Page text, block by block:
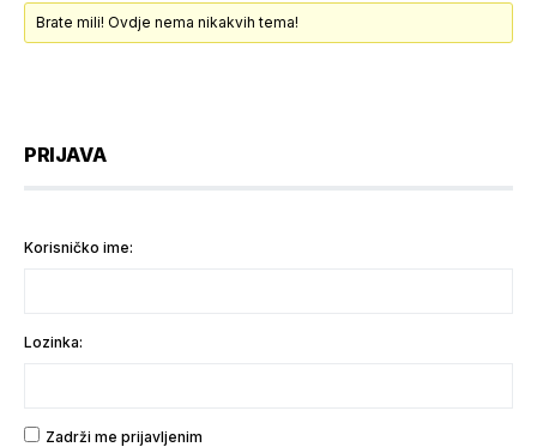
Brate mili! Ovdje nema nikakvih tema!
PRIJAVA
Korisničko ime:
Lozinka:
Zadrži me prijavljenim